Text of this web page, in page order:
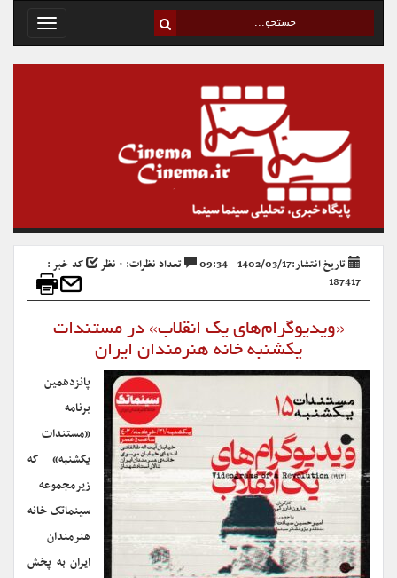
Toggle
تاریخ انتشار:1402/03/17 - 09:34 تعداد نظرات: ۰ نظر
کد خبر :
187417
«ویدیوگرام‌های یک انقلاب» در مستندات
یکشنبه خانه هنرمندان ایران
پانزدهمین
برنامه
«مستندات
یکشنبه» که
زیرمجموعه
سینماتک خانه‌
هنرمندان
ایران به پخش